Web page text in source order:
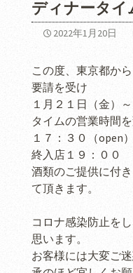
ディナータイ
2022年1月20日
この度、東京都か
要請を受け
１月２１日（金）
タイムの営業時間
１７：３０（open
終入店１９：００
酒類のご提供に付
て頂きます。
コロナ感染防止を
思います。
お客様には大変ご